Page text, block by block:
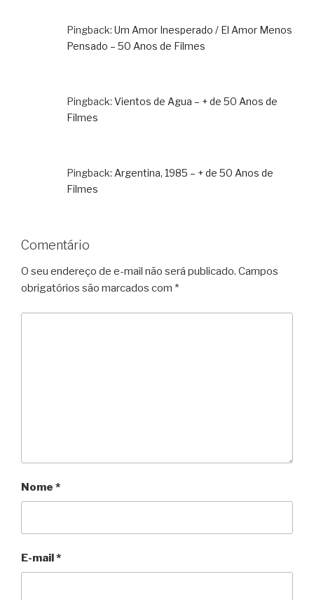
Pingback: Um Amor Inesperado / El Amor Menos
Pensado – 50 Anos de Filmes
Pingback: Vientos de Agua – + de 50 Anos de
Filmes
Pingback: Argentina, 1985 – + de 50 Anos de
Filmes
Comentário
O seu endereço de e-mail não será publicado. Campos
obrigatórios são marcados com *
Nome *
E-mail*